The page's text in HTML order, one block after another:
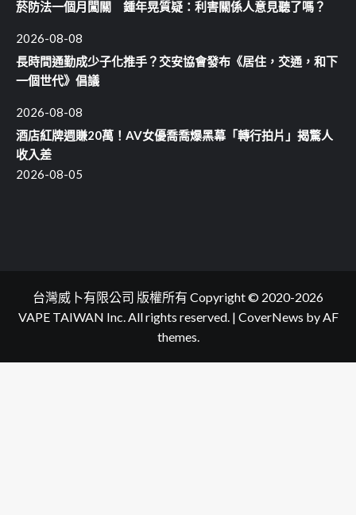
菸防法一個月闖關 鍾年晃質疑：利害關係人意見聽了嗎？
2026-08-08
長時間通勤成少子化推手？交安協會發布《居住，交通，和下
一個世代》倡議
2026-08-08
酒店紅牌週賺20萬！AV女優喬喬爆黑幕「轉行拍片」揭驚人
收入差
2026-08-05
台灣威卜有限公司 版權所有 Copyright © 2020-2026
VAPE TAIWAN Inc. All rights reserved. | CoverNews by AF
themes.